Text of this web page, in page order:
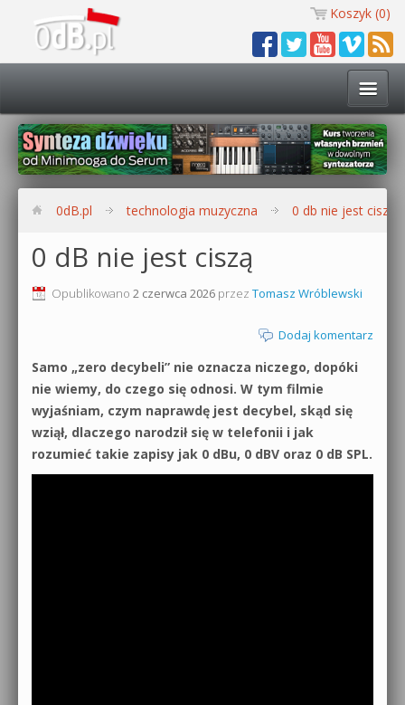
Koszyk (0)
Technologia muzyczna
Kursy i warsztaty
Zobacz wszystkie kursy i warsztaty
Produkcja muzyczna w praktyce
Bitwig Studio od podstaw
Produkcja muzyczna od podstaw
Kontakt
0dB.pl - informacje
Newsletter
0dB.pl technologia muzyczna 0 db nie jest ciszą
0 dB nie jest ciszą
Opublikowano 2 czerwca 2026 przez Tomasz Wróblewski
Dodaj komentarz
Samo „zero decybeli” nie oznacza niczego, dopóki
nie wiemy, do czego się odnosi. W tym filmie
wyjaśniam, czym naprawdę jest decybel, skąd się
wziął, dlaczego narodził się w telefonii i jak
rozumieć takie zapisy jak 0 dBu, 0 dBV oraz 0 dB SPL.